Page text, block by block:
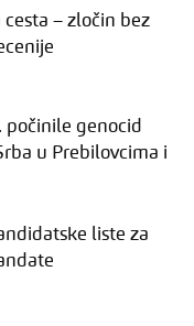
cesta – zločin bez
počinile genocid
u Prebilovcima i
liste za